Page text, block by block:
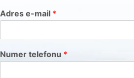
Adres e-mail *
Numer telefonu *